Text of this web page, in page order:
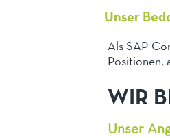
Unser
Als SAP
Positionen,
WIR
Unser